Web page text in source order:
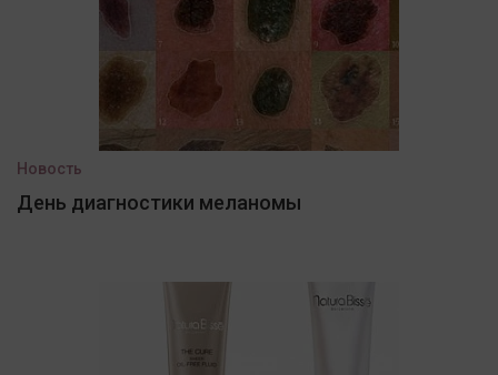
Новость
День диагностики меланомы